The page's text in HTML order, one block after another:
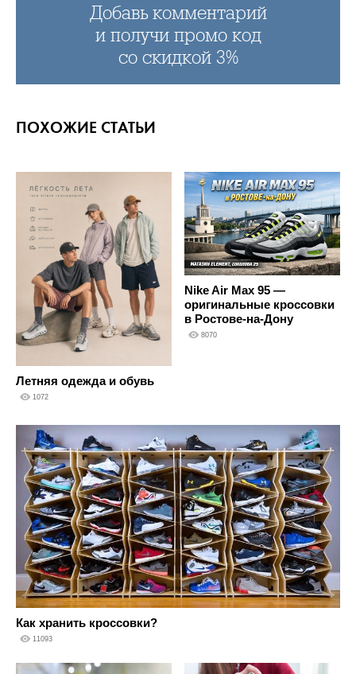
Добавь комментарий
и получи промо код
со скидкой 3%
ПОХОЖИЕ СТАТЬИ
Летняя одежда и обувь
1072
Nike Air Max 95 —
оригинальные кроссовки
в Ростове-на-Дону
8070
Как хранить кроссовки?
11093